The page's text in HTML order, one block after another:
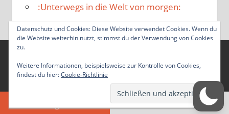
:Unterwegs in die Welt von morgen:
WordPress-Theme: Tortuga von ThemeZee.
Datenschutz und Cookies: Diese Website verwendet Cookies. Wenn du
die Website weiterhin nutzt, stimmst du der Verwendung von Cookies
zu.
Weitere Informationen, beispielsweise zur Kontrolle von Cookies,
findest du hier:Cookie-Richtlinie